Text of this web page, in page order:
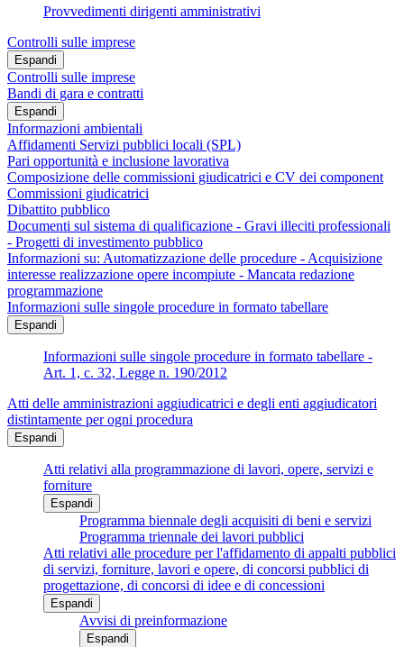
Provvedimenti dirigenti amministrativi
Controlli sulle imprese
Espandi
Controlli sulle imprese
Bandi di gara e contratti
Espandi
Informazioni ambientali
Affidamenti Servizi pubblici locali (SPL)
Pari opportunità e inclusione lavorativa
Composizione delle commissioni giudicatrici e CV dei component
Commissioni giudicatrici
Dibattito pubblico
Documenti sul sistema di qualificazione - Gravi illeciti professionali
- Progetti di investimento pubblico
Informazioni su: Automatizzazione delle procedure - Acquisizione
interesse realizzazione opere incompiute - Mancata redazione
programmazione
Informazioni sulle singole procedure in formato tabellare
Espandi
Informazioni sulle singole procedure in formato tabellare -
Art. 1, c. 32, Legge n. 190/2012
Atti delle amministrazioni aggiudicatrici e degli enti aggiudicatori
distintamente per ogni procedura
Espandi
Atti relativi alla programmazione di lavori, opere, servizi e
forniture
Espandi
Programma biennale degli acquisiti di beni e servizi
Programma triennale dei lavori pubblici
Atti relativi alle procedure per l'affidamento di appalti pubblici
di servizi, forniture, lavori e opere, di concorsi pubblici di
progettazione, di concorsi di idee e di concessioni
Espandi
Avvisi di preinformazione
Espandi